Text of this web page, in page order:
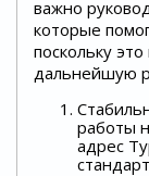
важно
которые
поскольку
дальнейшую
работы
адрес